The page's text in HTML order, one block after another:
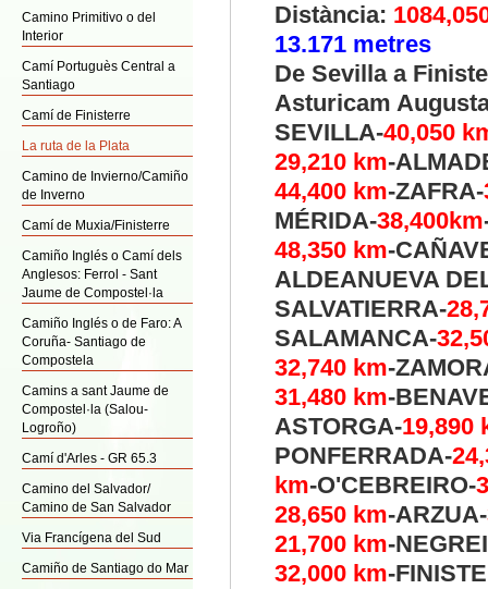
Camino Primitivo o del
Interior
Camí Portuguès Central a
Santiago
Camí de Finisterre
La ruta de la Plata
Camino de Invierno/Camiño
de Inverno
Camí de Muxia/Finisterre
Camiño Inglés o Camí dels
Anglesos: Ferrol - Sant
Jaume de Compostel·la
Camiño Inglés o de Faro: A
Coruña- Santiago de
Compostela
Camins a sant Jaume de
Compostel·la (Salou-
Logroño)
Camí d'Arles - GR 65.3
Camino del Salvador/
Camino de San Salvador
Via Francígena del Sud
Camiño de Santiago do Mar
Distància:
13.171 metres
De Sevilla a
Asturicam
SEVILLA-40,050
29,210 km-
44,400 km-ZAFRA-
MÉRIDA-38,400km
48,350 km-
ALDEANUEVA
SALVATIERRA-
SALAMANCA-
32,740 km-
31,480 km-
ASTORGA-19,890
PONFERRADA-
km-O'CEBREIRO-
28,650 km-ARZUA-
21,700 km-
32,000 km-